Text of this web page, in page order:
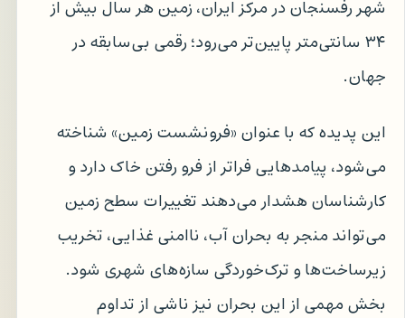
شهر رفسنجان در مرکز ایران، زمین هر سال بیش از
۳۴ سانتی‌متر پایین‌تر می‌رود؛ رقمی بی‌سابقه در
جهان.
این پدیده که با عنوان «فرونشست زمین» شناخته
می‌شود، پیامدهایی فراتر از فرو رفتن خاک دارد و
کارشناسان هشدار می‌دهند تغییرات سطح زمین
می‌تواند منجر به بحران آب، ناامنی غذایی، تخریب
زیرساخت‌ها و ترک‌خوردگی سازه‌های شهری شود.
بخش مهمی از این بحران نیز ناشی از تداوم